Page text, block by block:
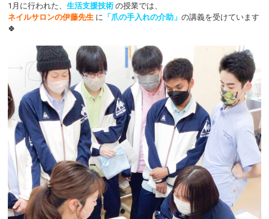
1月に行われた、生活支援技術の授業では、
ネイルサロンの伊藤先生 に 「爪の手入れの介助」の講義を受けています
🍀